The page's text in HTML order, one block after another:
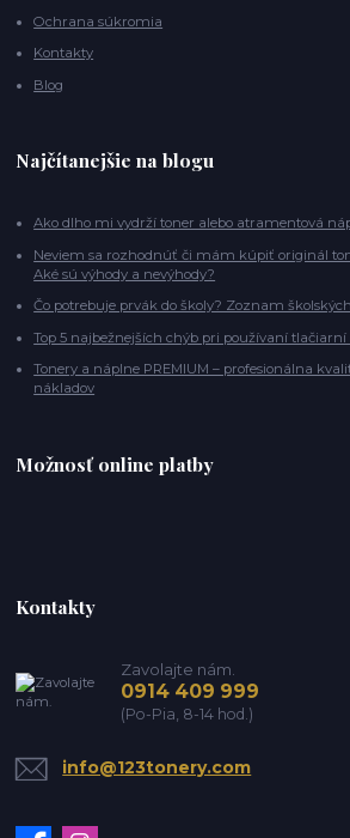
Ochrana súkromia
Kontakty
Blog
Najčítanejšie na blogu
Ako dlho mi vydrží toner alebo atramentová
Neviem sa rozhodnúť či mám kúpiť originál
Aké sú výhody a nevýhody?
Čo potrebuje prvák do školy? Zoznam
Top 5 najbežnejších chýb pri používaní
Tonery a náplne PREMIUM – profesionálna
nákladov
Možnosť online platby
Kontakty
Zavolajte nám.
0914 409 999
(Po-Pia, 8-14 hod.)
info@123tonery.com